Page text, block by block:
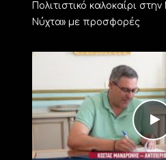
Πολιτιστικό καλοκαίρι
Νύχτα» με προσφορές